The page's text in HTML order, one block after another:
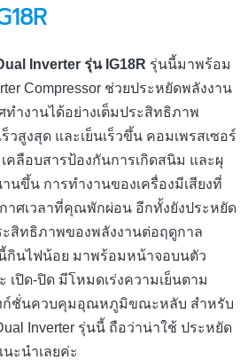
Inverter รุ่น IG18R รุ่นนี้มาพร้อม
Compressor ช่วยประหยัดพลังงาน
ทำงานได้อย่างเต็มประสิทธิภาพ
วสูงสุด และเย็นเร็วขึ้น คอมเพรสเซอร์
คลือบสารป้องกันการเกิดสนิม และผุ
นขึ้น การทำงานของเครื่องมีเสียงที่
าศเวลาที่คุณพักผ่อน อีกทั้งยังประหยัด
สิทธิภาพของพลังงานต่อฤดูกาล
นี้กินไฟน้อย มาพร้อมหน้าจอบนตัว
เปิด-ปิด มีโหมดเร่งความเย็นตาม
ก์ชั่นควบคุมอุณหภูมิขณะหลับ สำหรับ
Inverter รุ่นนี้ ถือว่าน่าใช้ ประหยัด
ะนำเลยค่ะ